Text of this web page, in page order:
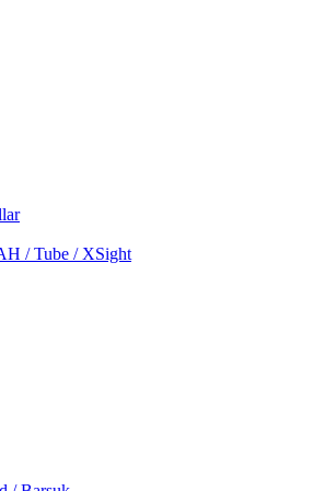
/ Tube / XSight